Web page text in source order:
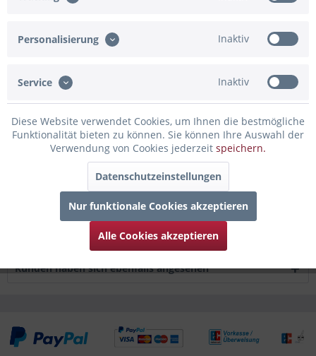
Aufdruck "ABI 2026 geschafft", kannst...
mehr
Bewertungen
0
Bewertungen lesen, schreiben und diskutieren...mehr
Infos zum Hersteller
Folgende Infos zum Hersteller sind verfübar......mehr
Kunden haben sich ebenfalls angesehen
Personalisierung Inaktiv
Service Inaktiv
Diese Website verwendet Cookies, um Ihnen die bestmögliche
Funktionalität bieten zu können. Sie können Ihre Auswahl der
Verwendung von Cookies jederzeit speichern.
Datenschutzeinstellungen
Nur funktionale Cookies akzeptieren
Alle Cookies akzeptieren